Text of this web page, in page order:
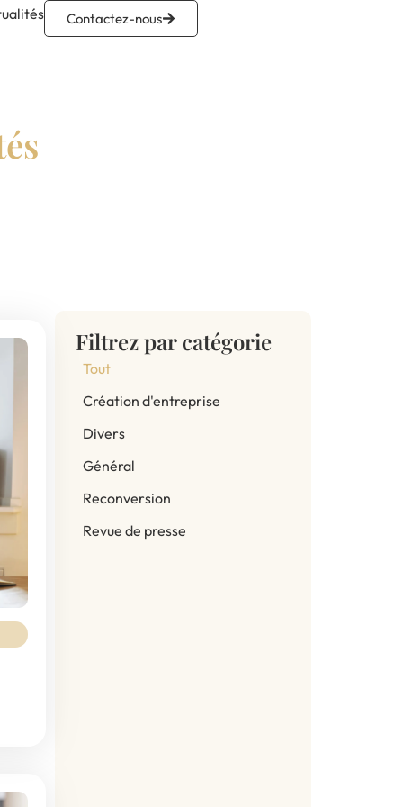
Contactez-nous
Filtrez par catégorie
Création d'entreprise
Divers
Général
Reconversion
Revue de presse
Tout